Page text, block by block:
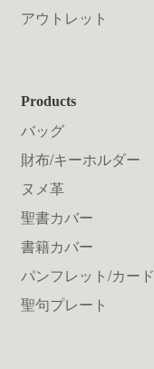
アウトレット
Products
バッグ
財布/キーホルダー
ヌメ革
聖書カバー
書籍カバー
パンフレット/カード
聖句プレート